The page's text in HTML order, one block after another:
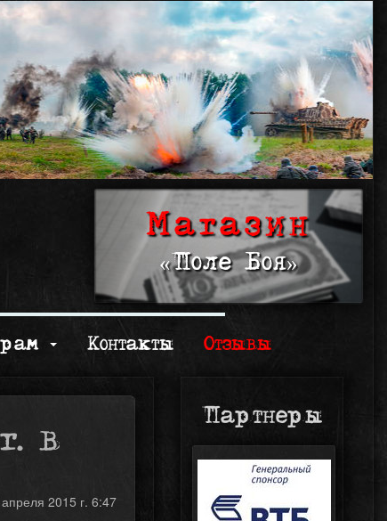
Магазин
«Поле Боя»
Контакты Отзывы
в
2015 г. 6:47
Партнеры